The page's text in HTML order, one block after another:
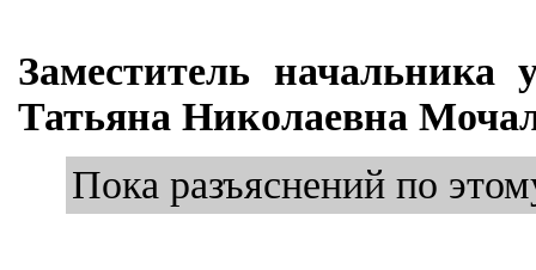
Заместитель начальника
Татьяна Николаевна
Пока разъяснений по